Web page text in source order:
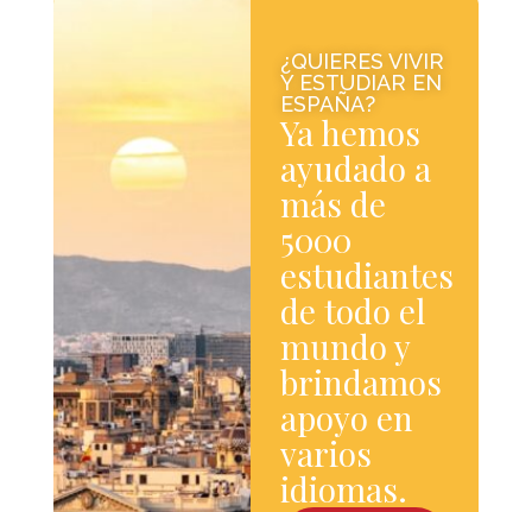
¿QUIERES VIVIR
Y ESTUDIAR EN
ESPAÑA?
Ya hemos
ayudado a
más de
5000
estudiantes
de todo el
mundo y
brindamos
apoyo en
varios
idiomas.